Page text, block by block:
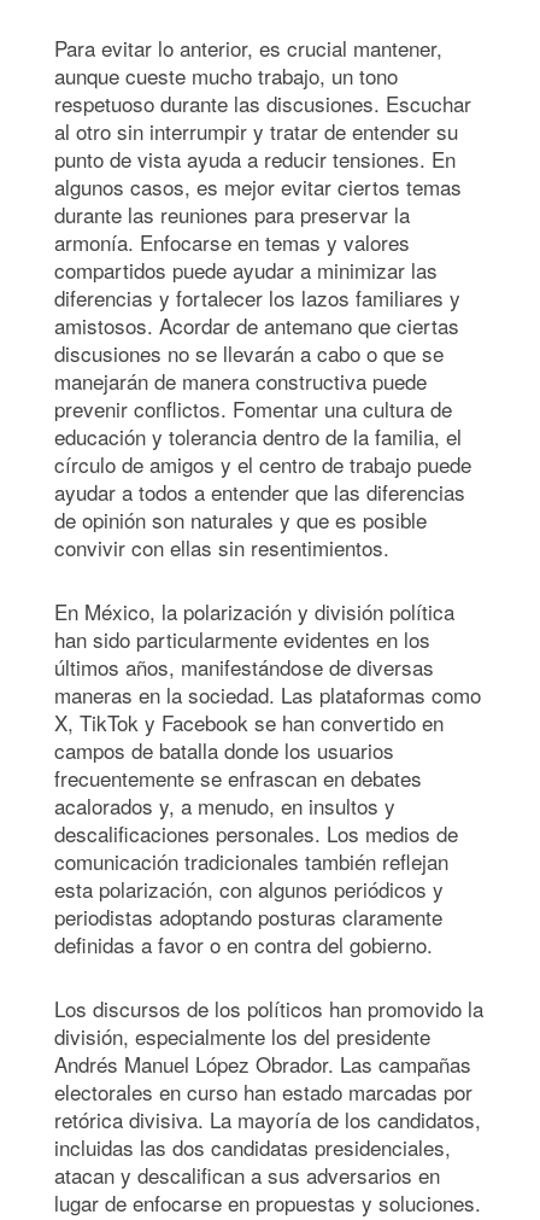
Para evitar lo anterior, es crucial mantener,
aunque cueste mucho trabajo, un tono
respetuoso durante las discusiones. Escuchar
al otro sin interrumpir y tratar de entender su
punto de vista ayuda a reducir tensiones. En
algunos casos, es mejor evitar ciertos temas
durante las reuniones para preservar la
armonía. Enfocarse en temas y valores
compartidos puede ayudar a minimizar las
diferencias y fortalecer los lazos familiares y
amistosos. Acordar de antemano que ciertas
discusiones no se llevarán a cabo o que se
manejarán de manera constructiva puede
prevenir conflictos. Fomentar una cultura de
educación y tolerancia dentro de la familia, el
círculo de amigos y el centro de trabajo puede
ayudar a todos a entender que las diferencias
de opinión son naturales y que es posible
convivir con ellas sin resentimientos.
En México, la polarización y división política
han sido particularmente evidentes en los
últimos años, manifestándose de diversas
maneras en la sociedad. Las plataformas como
X, TikTok y Facebook se han convertido en
campos de batalla donde los usuarios
frecuentemente se enfrascan en debates
acalorados y, a menudo, en insultos y
descalificaciones personales. Los medios de
comunicación tradicionales también reflejan
esta polarización, con algunos periódicos y
periodistas adoptando posturas claramente
definidas a favor o en contra del gobierno.
Los discursos de los políticos han promovido la
división, especialmente los del presidente
Andrés Manuel López Obrador. Las campañas
electorales en curso han estado marcadas por
retórica divisiva. La mayoría de los candidatos,
incluidas las dos candidatas presidenciales,
atacan y descalifican a sus adversarios en
lugar de enfocarse en propuestas y soluciones.